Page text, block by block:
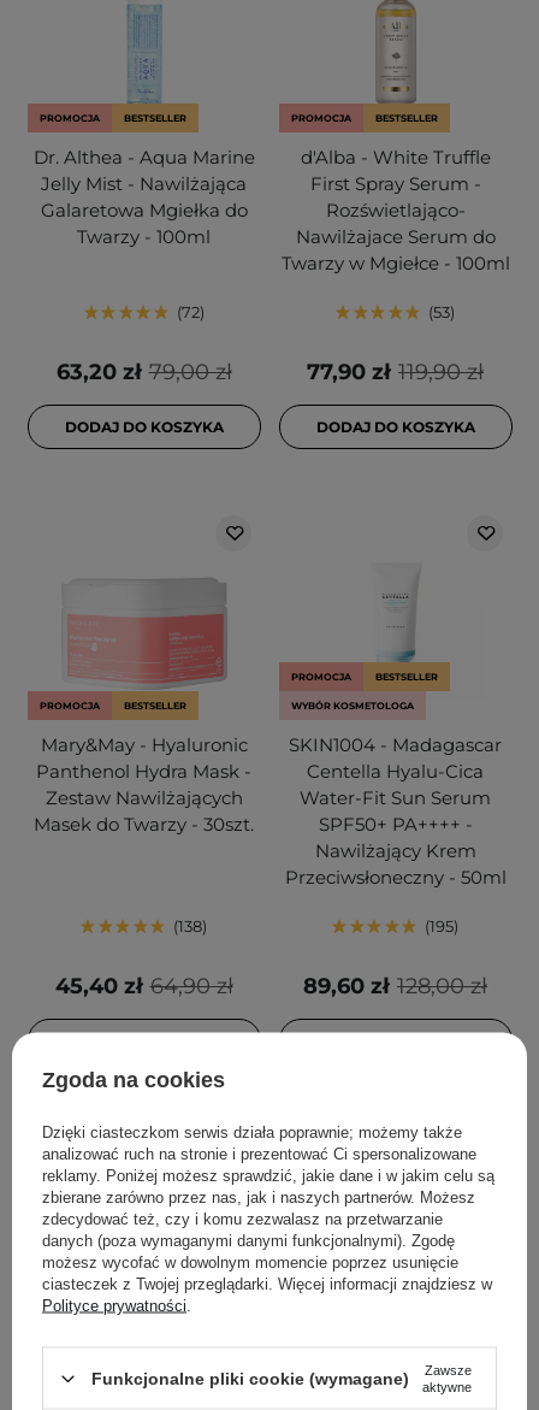
PROMOCJA BESTSELLER
Dr. Althea - Aqua Marine
Jelly Mist - Nawilżająca
Galaretowa Mgiełka do
Twarzy - 100ml
72
79,00 zł
63,20 zł
DODAJ DO KOSZYKA
PROMOCJA BESTSELLER
d'Alba - White Truffle
First Spray Serum -
Rozświetlająco-
Nawilżajace Serum do
Twarzy w Mgiełce - 100ml
53
119,90 zł
77,90 zł
DODAJ DO KOSZYKA
PROMOCJA BESTSELLER
Mary&May - Hyaluronic
Panthenol Hydra Mask -
Zestaw Nawilżających
Masek do Twarzy - 30szt.
138
64,90 zł
45,40 zł
PROMOCJA BESTSELLER
WYBÓR KOSMETOLOGA
SKIN1004 - Madagascar
Centella Hyalu-Cica
Water-Fit Sun Serum
SPF50+ PA++++ -
Nawilżający Krem
Przeciwsłoneczny - 50ml
195
128,00 zł
89,60 zł
Cream - Nawilżający
Quercetinol Pore Deep
Zgoda na cookies
Dzięki ciasteczkom serwis działa poprawnie; możemy także
analizować ruch na stronie i prezentować Ci spersonalizowane
reklamy. Poniżej możesz sprawdzić, jakie dane i w jakim celu są
zbierane zarówno przez nas, jak i naszych partnerów. Możesz
zdecydować też, czy i komu zezwalasz na przetwarzanie
danych (poza wymaganymi danymi funkcjonalnymi). Zgodę
możesz wycofać w dowolnym momencie poprzez usunięcie
ciasteczek z Twojej przeglądarki. Więcej informacji znajdziesz w
Polityce prywatności
Funkcjonalne pliki cookie (wymagane)
Zawsze
aktywne